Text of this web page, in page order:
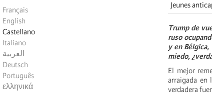
Français
English
Castellano
Italiano
العربية
Deutsch
Português
ελληνικά
Jeunes
Trump de
ruso
y en
miedo,
El mejor
arraigada en
verdadera